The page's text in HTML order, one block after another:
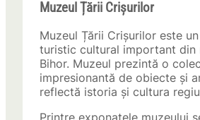
Muzeul Țării Crișurilor
Muzeul Țării Crișurilor este
turistic cultural important din
Bihor. Muzeul prezintă o
impresionantă de obiecte și
reflectă istoria și cultura